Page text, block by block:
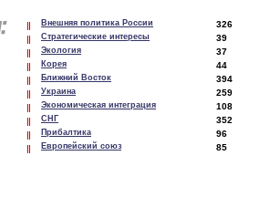
Внешняя политика России 326
Стратегические интересы 39
Экология 37
Корея 44
Ближний Восток 394
Украина 259
Экономическая интеграция 108
СНГ 352
Прибалтика 96
Европейский союз 85